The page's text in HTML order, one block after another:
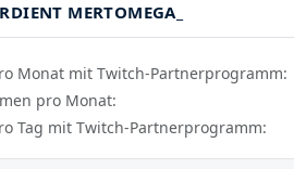
MERTOMEGA_
Monat mit Twitch-Partnerprogramm:
pro Monat:
Tag mit Twitch-Partnerprogramm: